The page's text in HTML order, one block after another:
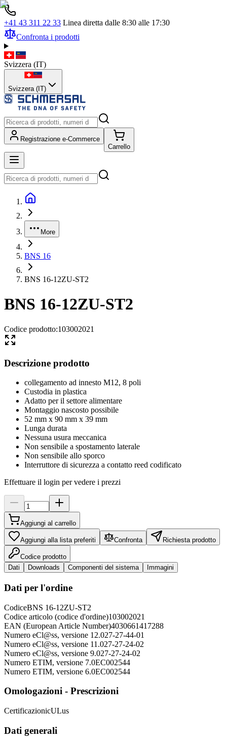
+41 43 311 22 33 Linea diretta dalle 8:30 alle 17:30
Confronta i prodotti
Svizzera (IT)
Svizzera (IT)
Registrazione e-Commerce
Carrello
More
BNS 16
BNS 16-12ZU-ST2
BNS 16-12ZU-ST2
Codice prodotto:103002021
Descrizione prodotto
collegamento ad innesto M12, 8 poli
Custodia in plastica
Adatto per il settore alimentare
Montaggio nascosto possibile
52 mm x 90 mm x 39 mm
Lunga durata
Nessuna usura meccanica
Non sensibile a spostamento laterale
Non sensibile allo sporco
Interruttore di sicurezza a contatto reed codificato
Effettuare il login per vedere i prezzi
Aggiungi al carrello
Aggiungi alla lista preferiti Confronta Richiesta prodotto
Codice prodotto
Dati
Downloads Componenti del sistema Immagini
Dati per l'ordine
CodiceBNS 16-12ZU-ST2
Codice articolo (codice d'ordine)103002021
EAN (European Article Number)4030661417288
Numero eCl@ss, versione 12.027-27-44-01
Numero eCl@ss, versione 11.027-27-24-02
Numero eCl@ss, versione 9.027-27-24-02
Numero ETIM, versione 7.0EC002544
Numero ETIM, versione 6.0EC002544
Omologazioni - Prescrizioni
CertificazionicULus
Dati generali